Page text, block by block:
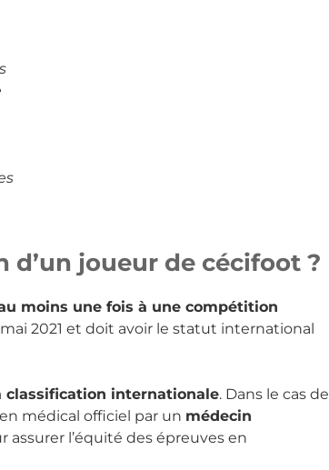
d’un joueur de cécifoot ?
moins une fois à une compétition
mai 2021 et doit avoir le statut international
classification internationale. Dans le cas de
médical officiel par un médecin
l’équité des épreuves en